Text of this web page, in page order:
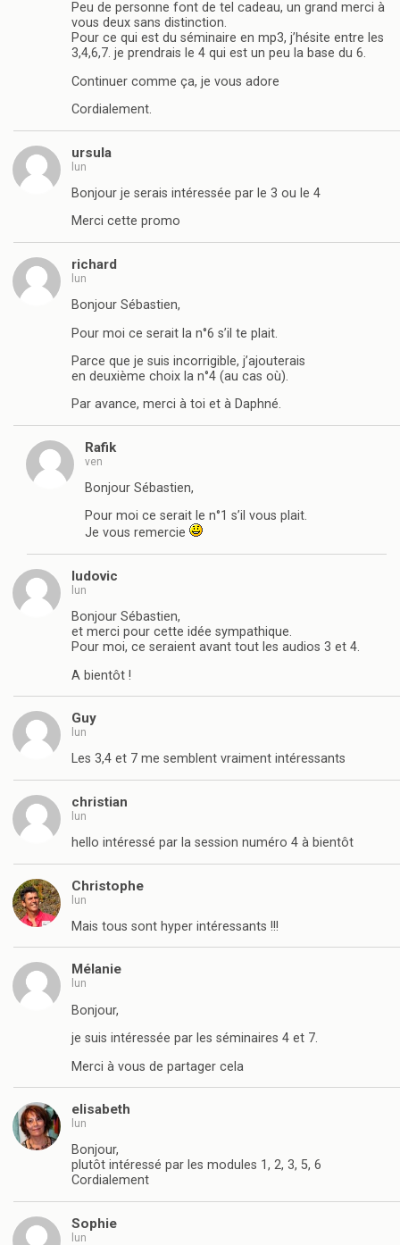
Peu de personne font de tel cadeau, un grand merci à
vous deux sans distinction.
Pour ce qui est du séminaire en mp3, j’hésite entre les
3,4,6,7. je prendrais le 4 qui est un peu la base du 6.
Continuer comme ça, je vous adore
Cordialement.
ursula
lun
Bonjour je serais intéressée par le 3 ou le 4
Merci cette promo
richard
lun
Bonjour Sébastien,
Pour moi ce serait la n°6 s’il te plait.
Parce que je suis incorrigible, j’ajouterais
en deuxième choix la n°4 (au cas où).
Par avance, merci à toi et à Daphné.
Rafik
ven
Bonjour Sébastien,
Pour moi ce serait le n°1 s’il vous plait.
Je vous remercie
ludovic
lun
Bonjour Sébastien,
et merci pour cette idée sympathique.
Pour moi, ce seraient avant tout les audios 3 et 4.
A bientôt !
Guy
lun
Les 3,4 et 7 me semblent vraiment intéressants
christian
lun
hello intéressé par la session numéro 4 à bientôt
Christophe
lun
Mais tous sont hyper intéressants !!!
Mélanie
lun
Bonjour,
je suis intéressée par les séminaires 4 et 7.
Merci à vous de partager cela
elisabeth
lun
Bonjour,
plutôt intéressé par les modules 1, 2, 3, 5, 6
Cordialement
Sophie
lun